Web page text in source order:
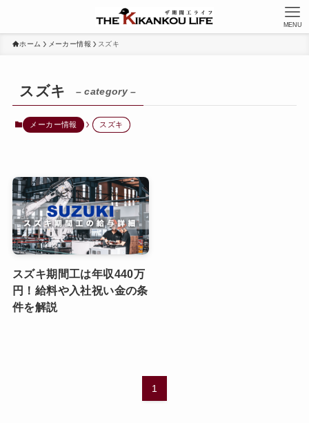
MENU
ホーム メーカー情報 スズキ
スズキ – category –
メーカー情報 スズキ
スズキ期間工は年収440万
円！給料や入社祝い金の条
件を解説
1